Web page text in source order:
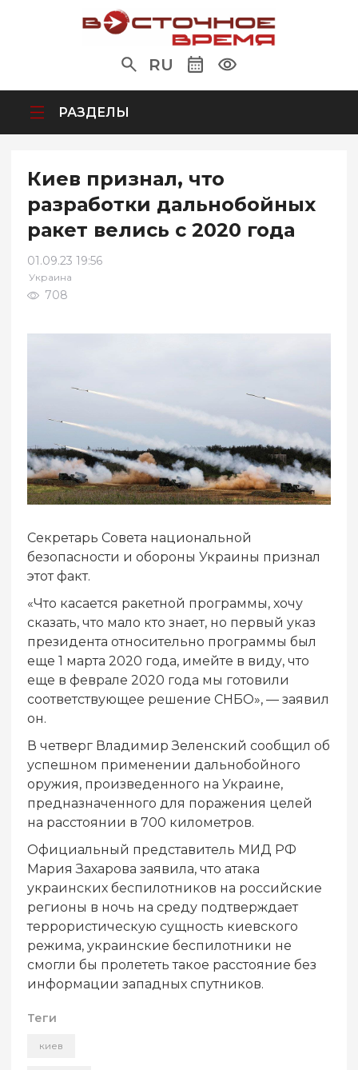
RU
РАЗДЕЛЫ
Киев признал, что
разработки дальнобойных
ракет велись с 2020 года
01.09.23 19:56
Украина
708
Секретарь Совета национальной
безопасности и обороны Украины признал
этот факт.
«Что касается ракетной программы, хочу
сказать, что мало кто знает, но первый указ
президента относительно программы был
еще 1 марта 2020 года, имейте в виду, что
еще в феврале 2020 года мы готовили
соответствующее решение СНБО», — заявил
он.
В четверг Владимир Зеленский сообщил об
успешном применении дальнобойного
оружия, произведенного на Украине,
предназначенного для поражения целей
на расстоянии в 700 километров.
Официальный представитель МИД РФ
Мария Захарова заявила, что атака
украинских беспилотников на российские
регионы в ночь на среду подтверждает
террористическую сущность киевского
режима, украинские беспилотники не
смогли бы пролететь такое расстояние без
информации западных спутников.
Теги
киев